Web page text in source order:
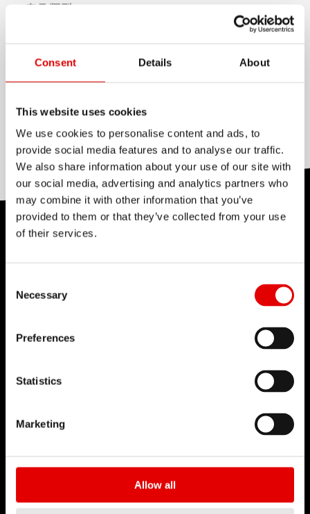
Consent Details About
This website uses cookies
We use cookies to personalise content and ads, to
provide social media features and to analyse our traffic.
We also share information about your use of our site with
our social media, advertising and analytics partners who
may combine it with other information that you’ve
provided to them or that they’ve collected from your use
of their services.
Necessary
Preferences
Statistics
Marketing
Allow all
產品類型
鍛扁
None
變徑
Triple butted
開發流程而努力。我們的理念是透過內部研發的技術